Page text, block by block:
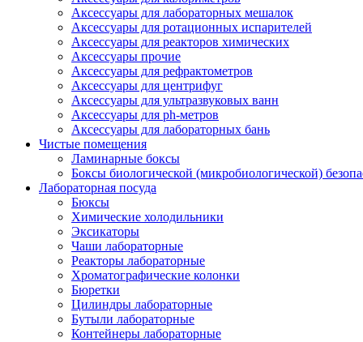
Аксессуары для лабораторных мешалок
Аксессуары для ротационных испарителей
Аксессуары для реакторов химических
Аксессуары прочие
Аксессуары для рефрактометров
Аксессуары для центрифуг
Аксессуары для ультразвуковых ванн
Аксессуары для ph-метров
Аксессуары для лабораторных бань
Чистые помещения
Ламинарные боксы
Боксы биологической (микробиологической)
Лабораторная посуда
Бюксы
Химические холодильники
Эксикаторы
Чаши лабораторные
Реакторы лабораторные
Хроматографические колонки
Бюретки
Цилиндры лабораторные
Бутыли лабораторные
Контейнеры лабораторные